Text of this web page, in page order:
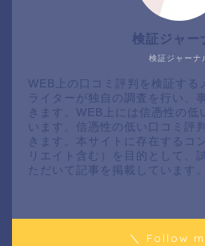
検証ジャーナ
検証ジャー
WEB上の口コミ評判を検証する
ライターが独自の調査を行い、
きます。WEB上には信憑性の低
います。信憑性の低い口コミ評
きます。本サイトに存在するコ
リエイト含む）を目的として、
ただいて記事を掲載しています。
＼ Follow